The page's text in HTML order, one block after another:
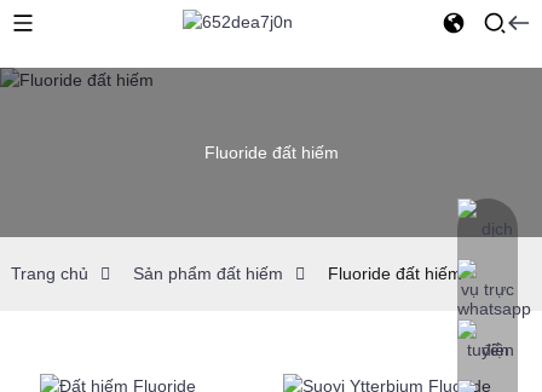
Fluoride đất hiếm
Trang chủ Sản phẩm đất hiếm Fluoride đất hiếm